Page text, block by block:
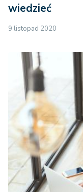
wiedzieć
9 listopad 2020